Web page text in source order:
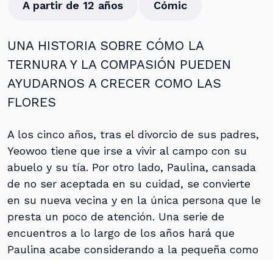
A partir de 12 años Cómic
UNA HISTORIA SOBRE CÓMO LA
TERNURA Y LA COMPASIÓN PUEDEN
AYUDARNOS A CRECER COMO LAS
FLORES
A los cinco años, tras el divorcio de sus padres,
Yeowoo tiene que irse a vivir al campo con su
abuelo y su tía. Por otro lado, Paulina, cansada
de no ser aceptada en su cuidad, se convierte
en su nueva vecina y en la única persona que le
presta un poco de atención. Una serie de
encuentros a lo largo de los años hará que
Paulina acabe considerando a la pequeña como